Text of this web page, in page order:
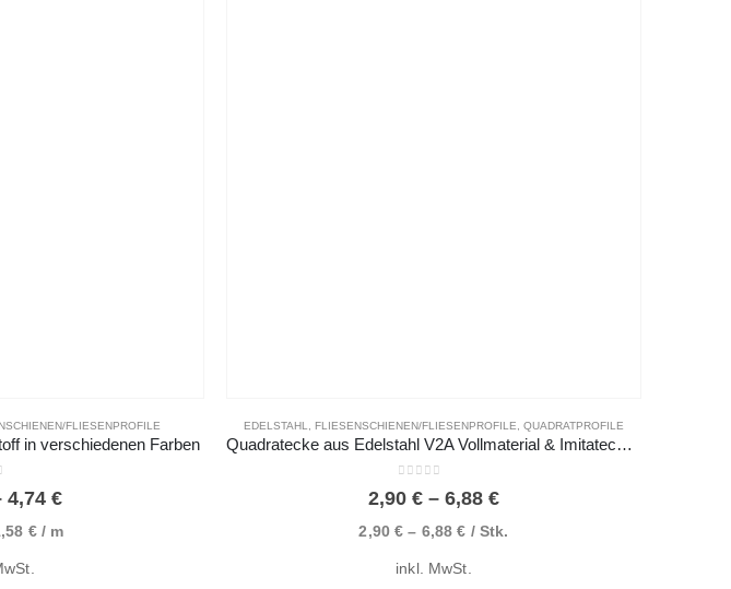
FLIESENPROFILE
in verschiedenen Farben
4,74 €
€/ m
EDELSTAHL FLIESENSCHIENEN/FLIESENPROFILE QUADRATPROFILE
Quadratecke aus Edelstahl V2A Vollmaterial & Imitatecken glänzend, gebürstet & hochglanzpoliert
2,90 €– 6,88 €
2,90€ – 6,88€ / Stk.
inkl. MwSt.